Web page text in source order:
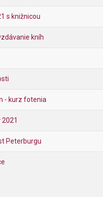
s knižnicou
kníh
- kurz fotenia
Peterburgu